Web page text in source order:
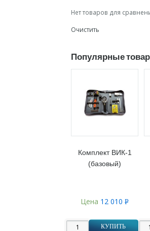
Нет товаров для
Очистить
Популярные
Комплект ВИК-1
(базовый)
Цена 12 010Р
КУПИТЬ